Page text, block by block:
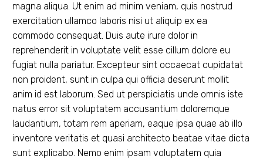
magna aliqua. Ut enim ad minim veniam, quis nostrud
exercitation ullamco laboris nisi ut aliquip ex ea
commodo consequat. Duis aute irure dolor in
reprehenderit in voluptate velit esse cillum dolore eu
fugiat nulla pariatur. Excepteur sint occaecat cupidatat
non proident, sunt in culpa qui officia deserunt mollit
anim id est laborum. Sed ut perspiciatis unde omnis iste
natus error sit voluptatem accusantium doloremque
laudantium, totam rem aperiam, eaque ipsa quae ab illo
inventore veritatis et quasi architecto beatae vitae dicta
sunt explicabo. Nemo enim ipsam voluptatem quia